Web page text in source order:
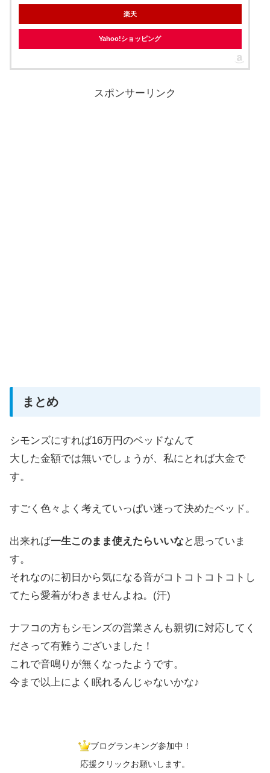
楽天
Yahoo!ショッピング
スポンサーリンク
まとめ
シモンズにすれば16万円のベッドなんて
大した金額では無いでしょうが、私にとれば大金で
す。
すごく色々よく考えていっぱい迷って決めたベッド。
出来れば一生このまま使えたらいいなと思っていま
す。
それなのに初日から気になる音がコトコトコトコトし
てたら愛着がわきませんよね。(汗)
ナフコの方もシモンズの営業さんも親切に対応してく
ださって有難うございました！
これで音鳴りが無くなったようです。
今まで以上によく眠れるんじゃないかな♪
ブログランキング参加中！
応援クリックお願いします。